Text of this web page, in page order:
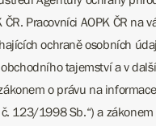
ČR. Pracovníci AOPK ČR na
ochraně osobních
tajemství a v
o právu na
123/1998 Sb.“) a